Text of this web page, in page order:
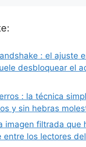
: el ajuste
desbloquear el
: la técnica
y sin hebras
imagen filtrada que
entre los lectores